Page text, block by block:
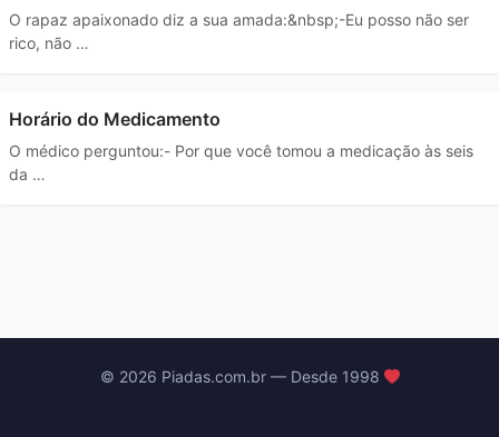
O rapaz apaixonado diz a sua amada:&nbsp;-Eu posso não ser
rico, não …
Horário do Medicamento
O médico perguntou:- Por que você tomou a medicação às seis
da …
© 2026 Piadas.com.br — Desde 1998